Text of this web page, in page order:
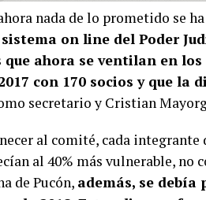
nada de lo prometido se
on line del Poder
que ahora se ventilan en
con 170 socios y que
secretario y Cristian
al comité, cada
al 40% más vulnerable,
de Pucón, además, se debía